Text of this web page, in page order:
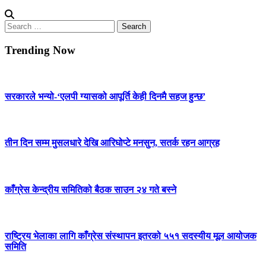
Search
for:
Trending Now
सरकारले भन्यो-‘एलपी ग्यासको आपूर्ति केही दिनमै सहज हुन्छ’
तीन दिन सम्म मुसलधारे देखि आरिघोप्टे मनसुन, सतर्क रहन आग्रह
काँग्रेस केन्द्रीय समितिको बैठक साउन २४ गते बस्ने
राष्ट्रिय भेलाका लागि काँग्रेस संस्थापन इतरको ५५१ सदस्यीय मूल आयोजक
समिति